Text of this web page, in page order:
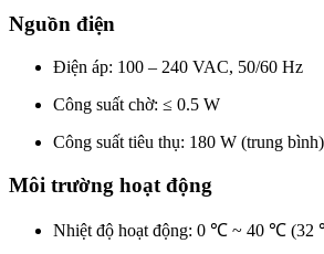
Nguồn điện
Điện áp: 100 – 240 VAC, 50/60 Hz
Công suất chờ: ≤ 0.5 W
Công suất tiêu thụ: 180 W (trung
Môi trường hoạt động
Nhiệt độ hoạt động: 0 ℃ ~ 40 ℃